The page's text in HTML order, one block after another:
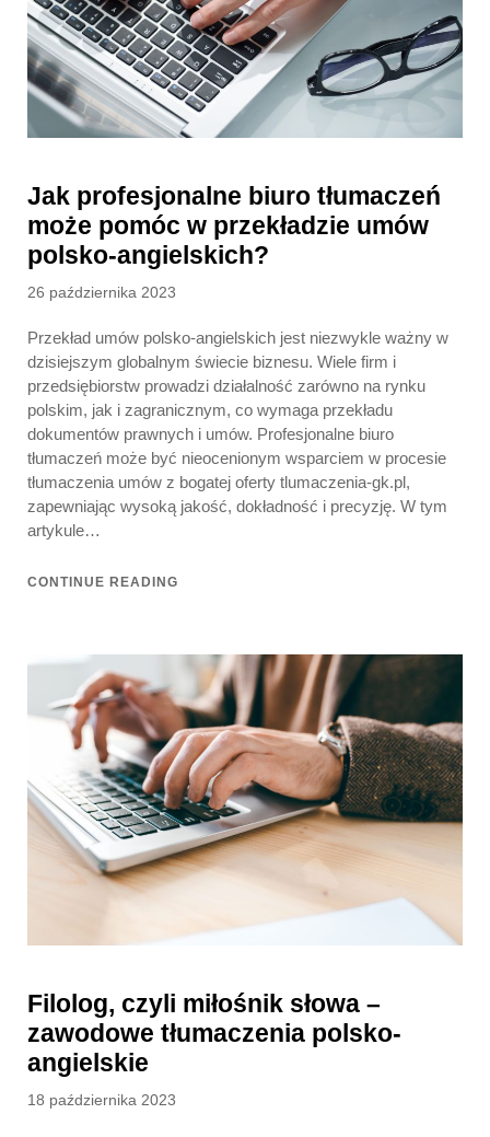
Jak profesjonalne biuro tłumaczeń
może pomóc w przekładzie umów
polsko-angielskich?
Posted
26 października 2023
Przekład umów polsko-angielskich jest niezwykle ważny w
dzisiejszym globalnym świecie biznesu. Wiele firm i
przedsiębiorstw prowadzi działalność zarówno na rynku
polskim, jak i zagranicznym, co wymaga przekładu
dokumentów prawnych i umów. Profesjonalne biuro
tłumaczeń może być nieocenionym wsparciem w procesie
tłumaczenia umów z bogatej oferty tlumaczenia-gk.pl,
zapewniając wysoką jakość, dokładność i precyzję. W tym
artykule…
CONTINUE READING
Filolog, czyli miłośnik słowa –
zawodowe tłumaczenia polsko-
angielskie
Posted
18 października 2023